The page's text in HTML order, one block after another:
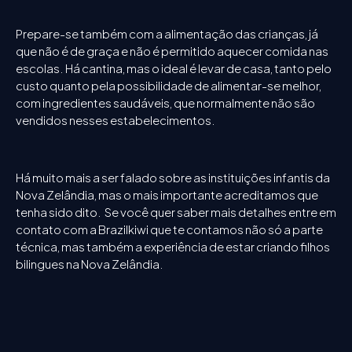
Prepare-se também com a alimentação das crianças, já
que não é de graça e não é permitido aquecer comida nas
escolas. Há cantina, mas o ideal é levar de casa, tanto pelo
custo quanto pela possibilidade de alimentar-se melhor,
com ingredientes saudáveis, que normalmente não são
vendidos nesses estabelecimentos.
Há muito mais a ser falado sobre as instituições infantis da
Nova Zelândia, mas o mais importante acreditamos que
tenha sido dito. Se você quer saber mais detalhes entre em
contato com a Brazilkiwi que te contamos não só a parte
técnica, mas também a experiência de estar criando filhos
bilingues na Nova Zelândia.